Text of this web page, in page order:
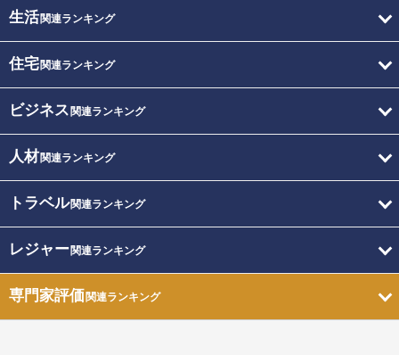
生活関連ランキング
住宅関連ランキング
ビジネス 関連ランキング
人材関連ランキング
トラベル関連ランキング
レジャー関連ランキング
専門家評価関連ランキング